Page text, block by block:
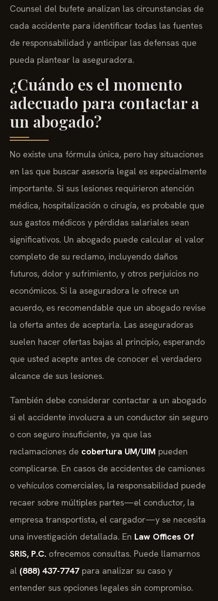
Counsel del bufete analizan las circunstancias de
cada accidente para identificar todas las fuentes
de responsabilidad y anticipar las defensas que
pueda plantear la aseguradora.
¿Cuándo es el momento
adecuado para contactar a
un abogado?
No existe una fórmula única, pero hay situaciones
en las que buscar asesoría legal es especialmente
importante. Si sus lesiones requirieron atención
médica, hospitalización o cirugía, es probable que
sus gastos médicos y pérdidas salariales sean
significativos. Un abogado puede calcular el valor
completo de su reclamo, incluyendo daños
futuros, dolor y sufrimiento, y otros perjuicios no
económicos. Si la aseguradora le ofrece un
acuerdo, es recomendable que un abogado revise
la oferta antes de aceptarla. Las aseguradoras
suelen hacer ofertas bajas al principio, esperando
que usted acepte antes de conocer el verdadero
alcance de sus lesiones.
También debe considerar contactar a un abogado
si el accidente involucra a un conductor sin seguro
o con seguro insuficiente, ya que las
reclamaciones de cobertura UM/UIM pueden
complicarse. En casos de accidentes de camiones
o vehículos comerciales, la responsabilidad puede
recaer sobre múltiples partes—el conductor, la
empresa transportista, el cargador—y se necesita
una investigación detallada. En Law Offices Of
SRIS, P.C. ofrecemos consultas. Puede llamarnos
al (888) 437-7747 para analizar su caso y
entender sus opciones legales sin compromiso.